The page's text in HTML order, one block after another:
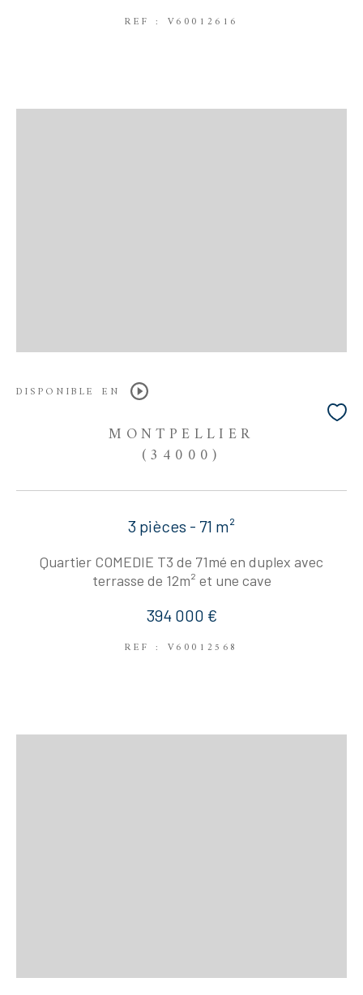
REF : V60012616
DISPONIBLE EN
MONTPELLIER
(34000)
3 pièces - 71 m²
Quartier COMEDIE T3 de 71mé en duplex avec
terrasse de 12m² et une cave
394 000 €
REF : V60012568